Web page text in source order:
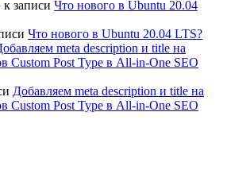
к записи Что нового в Ubuntu 20.04
Что нового в Ubuntu 20.04 LTS?
meta description и title на
Custom Post Type в All-in-One SEO
Добавляем meta description и title на
Custom Post Type в All-in-One SEO